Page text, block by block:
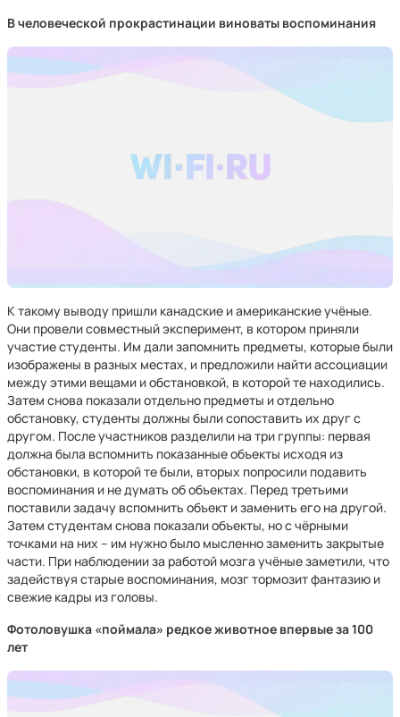
В человеческой прокрастинации виноваты воспоминания
К такому выводу пришли канадские и американские учёные.
Они провели совместный эксперимент, в котором приняли
участие студенты. Им дали запомнить предметы, которые были
изображены в разных местах, и предложили найти ассоциации
между этими вещами и обстановкой, в которой те находились.
Затем снова показали отдельно предметы и отдельно
обстановку, студенты должны были сопоставить их друг с
другом. После участников разделили на три группы: первая
должна была вспомнить показанные объекты исходя из
обстановки, в которой те были, вторых попросили подавить
воспоминания и не думать об объектах. Перед третьими
поставили задачу вспомнить объект и заменить его на другой.
Затем студентам снова показали объекты, но с чёрными
точками на них – им нужно было мысленно заменить закрытые
части. При наблюдении за работой мозга учёные заметили, что
задействуя старые воспоминания, мозг тормозит фантазию и
свежие кадры из головы.
Фотоловушка «поймала» редкое животное впервые за 100
лет